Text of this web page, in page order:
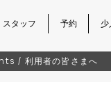
スタッフ 予約
/ 利用者の皆さまへ